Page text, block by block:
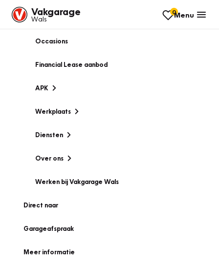
Vakgarage
Wals
0Menu
Occasions
Financial Lease aanbod
APK
Werkplaats
Diensten
Over ons
Werken bij Vakgarage Wals
Direct naar
Garageafspraak
Meer informatie